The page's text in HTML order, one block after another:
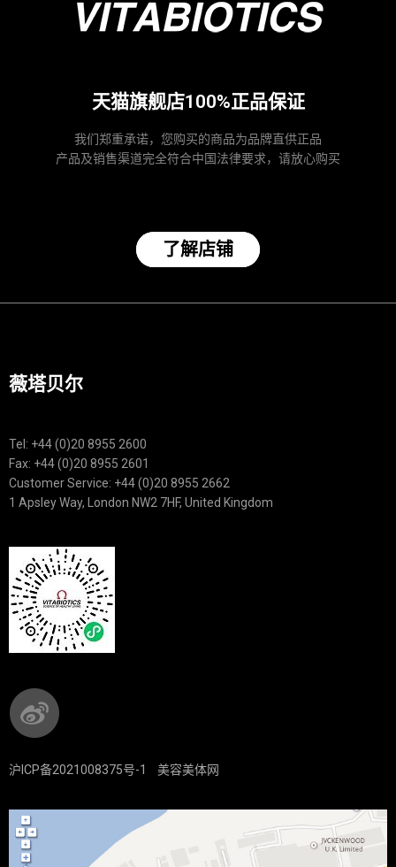
天猫旗舰店100%正品保证
我们郑重承诺，您购买的商品为品牌直供正品
产品及销售渠道完全符合中国法律要求，请放心购买
了解店铺
薇塔贝尔
Tel: +44 (0)20 8955 2600
Fax: +44 (0)20 8955 2601
Customer Service: +44 (0)20 8955 2662
1 Apsley Way, London NW2 7HF, United Kingdom
沪ICP备2021008375号-1 美容美体网